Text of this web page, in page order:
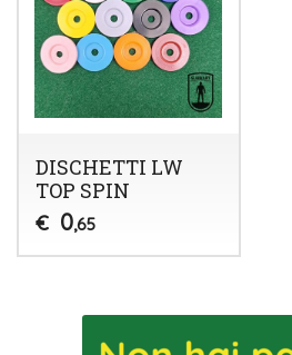
DISCHETTI LW
TOP SPIN
€ 0,65